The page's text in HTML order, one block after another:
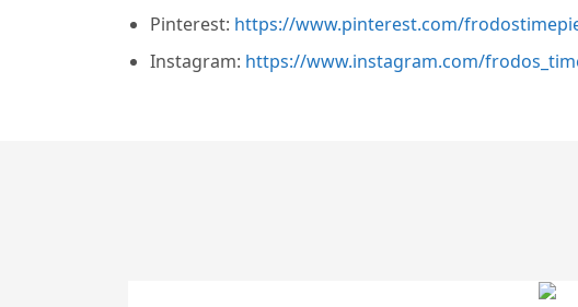
Pinterest: https://www.pinterest.com/
Instagram: https://www.instagram.com/